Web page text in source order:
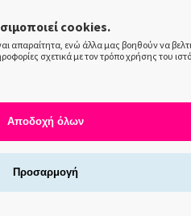
COLOR
ΝΥΧΙΩΝ
ΣΦΡΑΓΙΔΕΣ
ΝΥΧΙΩΝ
cookies.
απαραίτητα, ενώ άλλα μας βοηθούν να
σχετικά με τον τρόπο χρήσης του
Αποδοχή όλων
Προσαρμογή